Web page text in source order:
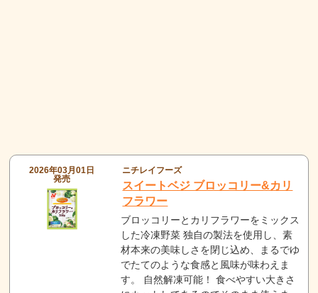
2026年03月01日
発売
ニチレイフーズ
スイートベジ ブロッコリー&カリ
フラワー
ブロッコリーとカリフラワーをミックス
した冷凍野菜 独自の製法を使用し、素
材本来の美味しさを閉じ込め、まるでゆ
でたてのような食感と風味が味わえま
す。 自然解凍可能！ 食べやすい大きさ